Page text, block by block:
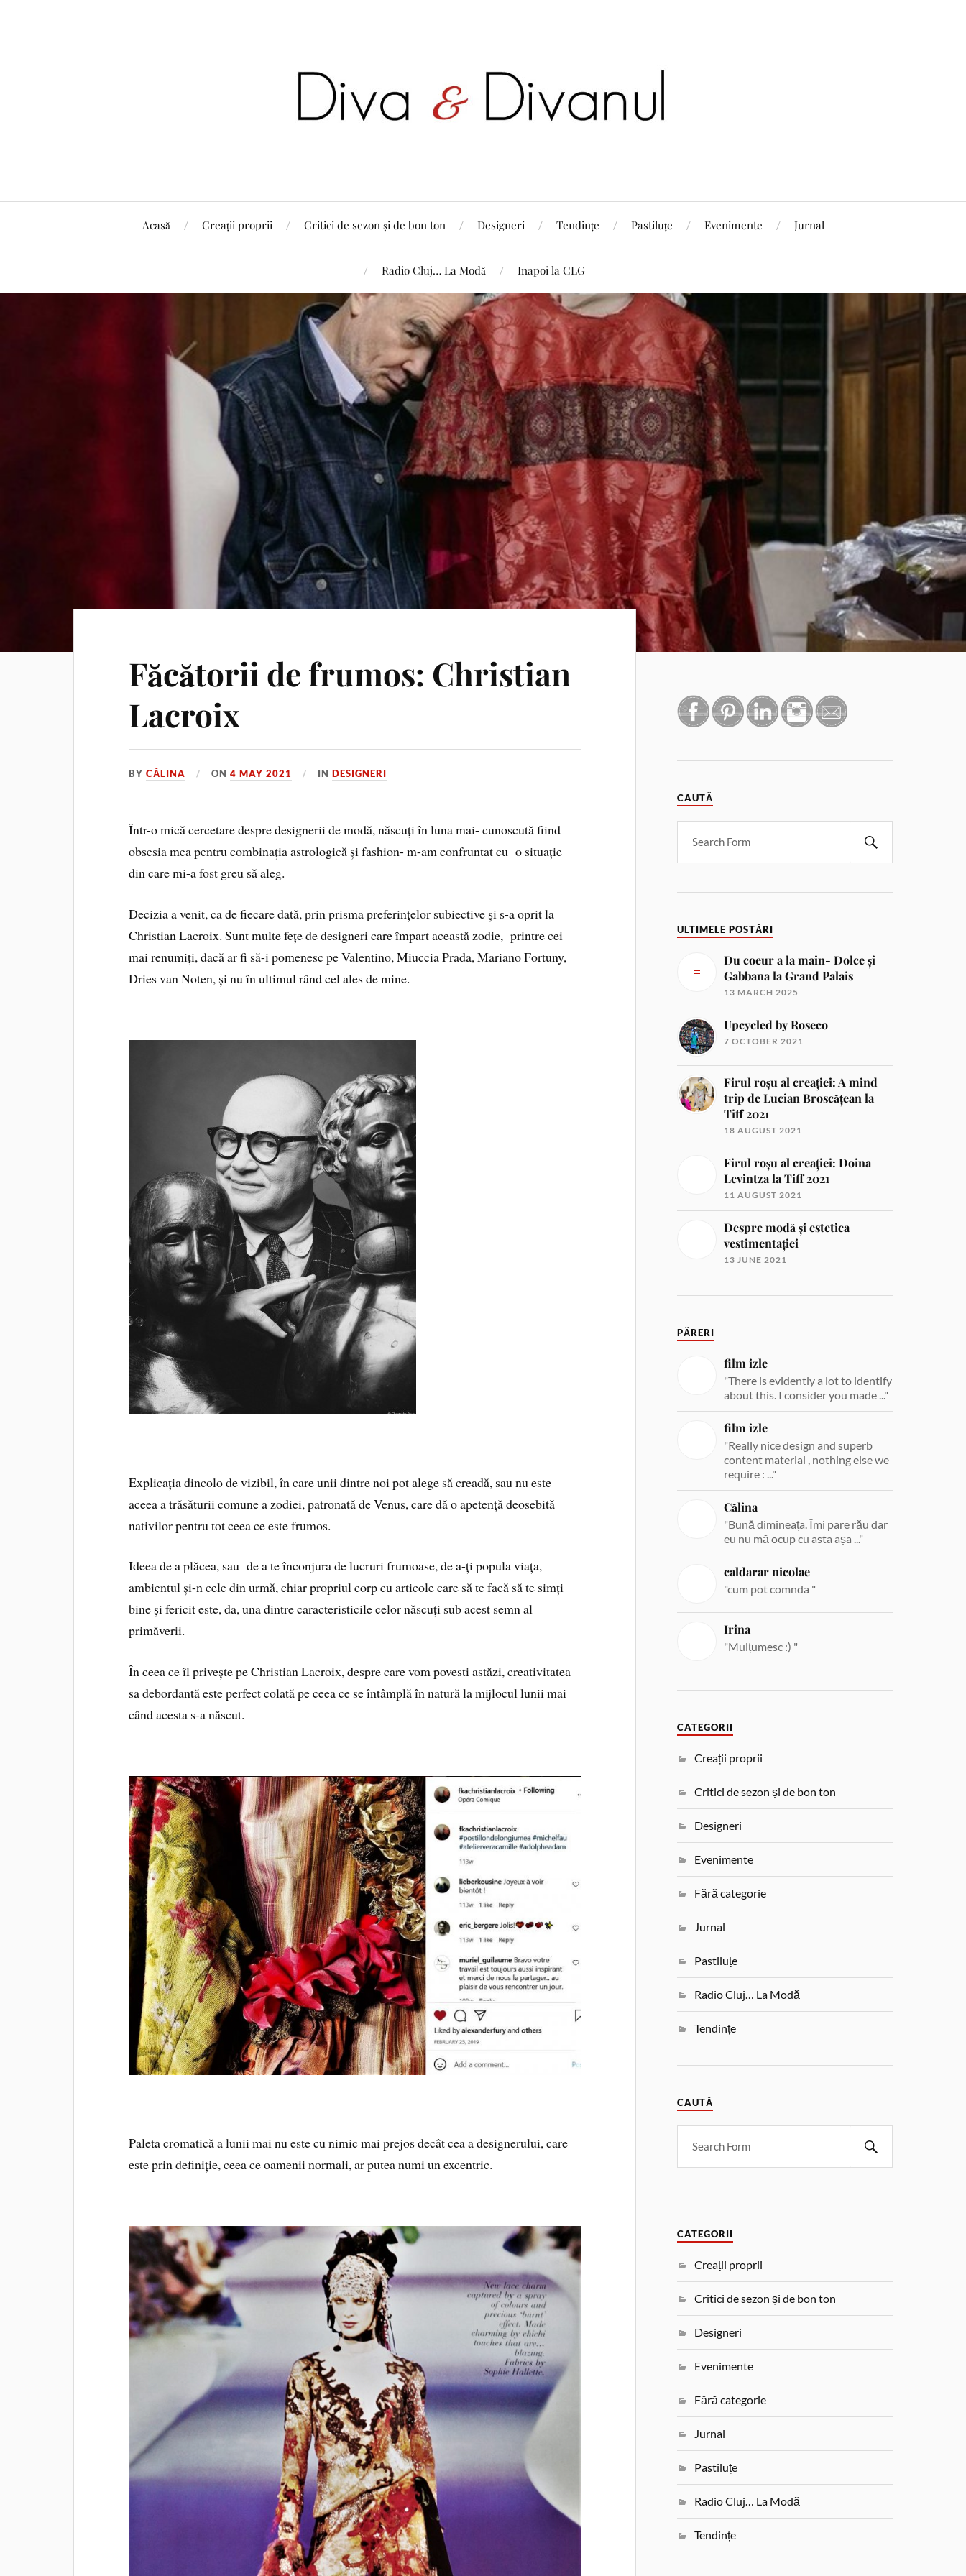
Acasă Creații proprii Critici de sezon și de bon ton Designeri Tendințe Pastiluțe Evenimente Jurnal
Radio Cluj… La Modă Inapoi la CLG
Făcătorii de frumos: Christian
Lacroix
BYCĂLINA ON4 MAY 2021 INDESIGNERI
Într-o mică cercetare despre designerii de modă, născuți în luna mai- cunoscută fiind
obsesia mea pentru combinația astrologică și fashion- m-am confruntat cu o situație
din care mi-a fost greu să aleg.
Decizia a venit, ca de fiecare dată, prin prisma preferințelor subiective și s-a oprit la
Christian Lacroix. Sunt multe fețe de designeri care împart această zodie, printre cei
mai renumiți, dacă ar fi să-i pomenesc pe Valentino, Miuccia Prada, Mariano Fortuny,
Dries van Noten, și nu în ultimul rând cel ales de mine.
Explicația dincolo de vizibil, în care unii dintre noi pot alege să creadă, sau nu este
aceea a trăsăturii comune a zodiei, patronată de Venus, care dă o apetență deosebită
nativilor pentru tot ceea ce este frumos.
Ideea de a plăcea, sau de a te înconjura de lucruri frumoase, de a-ți popula viața,
ambientul și-n cele din urmă, chiar propriul corp cu articole care să te facă să te simți
bine și fericit este, da, una dintre caracteristicile celor născuți sub acest semn al
primăverii.
În ceea ce îl privește pe Christian Lacroix, despre care vom povesti astăzi, creativitatea
sa debordantă este perfect colată pe ceea ce se întâmplă în natură la mijlocul lunii mai
când acesta s-a născut.
Paleta cromatică a lunii mai nu este cu nimic mai prejos decât cea a designerului, care
este prin definiție, ceea ce oamenii normali, ar putea numi un excentric.
CAUTĂ
ULTIMELE POSTĂRI
Du coeur a la main- Dolce și
Gabbana la Grand Palais
13 MARCH 2025
Upcycled by Roseco
7 OCTOBER 2021
Firul roșu al creației: A mind
trip de Lucian Broscățean la
Tiff 2021
18 AUGUST 2021
Firul roșu al creației: Doina
Levintza la Tiff 2021
11 AUGUST 2021
Despre modă și estetica
vestimentației
13 JUNE 2021
PĂRERI
film izle
"There is evidently a lot to identify
about this. I consider you made ..."
film izle
"Really nice design and superb
content material , nothing else we
require : ..."
Călina
"Bună dimineața. Îmi pare rău dar
eu nu mă ocup cu asta așa ..."
caldarar nicolae
"cum pot comnda "
Irina
"Mulțumesc :) "
CATEGORII
Creații proprii
Critici de sezon și de bon ton
Designeri
Evenimente
Fără categorie
Jurnal
Pastiluțe
Radio Cluj… La Modă
Tendințe
CAUTĂ
CATEGORII
Creații proprii
Critici de sezon și de bon ton
Designeri
Evenimente
Fără categorie
Jurnal
Pastiluțe
Radio Cluj… La Modă
Tendințe